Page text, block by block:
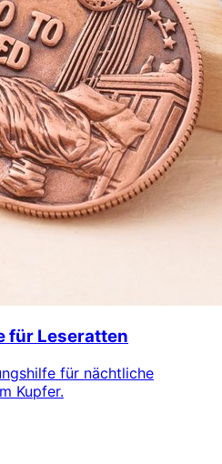
für Leseratten
für nächtliche
Kupfer.